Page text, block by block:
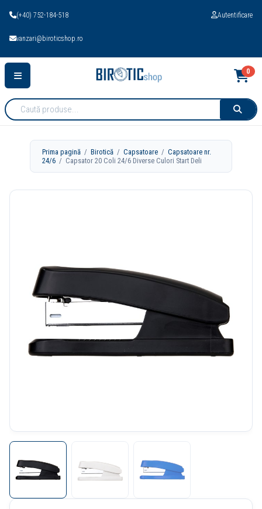
(+40) 752-184-518
vanzari@biroticshop.ro
Autentificare
Cauta
produse:
0
Prima pagină /Birotică /Capsatoare /Capsatoare nr.
24/6 / Capsator 20 Coli 24/6 Diverse Culori Start Deli